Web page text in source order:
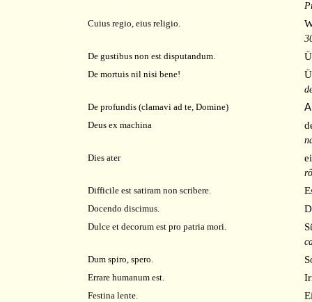
Cuius regio, eius religio.
De gustibus non est disputandum.
De mortuis nil nisi bene!
De profundis (clamavi ad te, Domine)
Deus ex machina
Dies ater
Difficile est satiram non scribere.
Docendo discimus.
Dulce et decorum est pro patria mori.
Dum spiro, spero.
Errare humanum est.
Festina lente.